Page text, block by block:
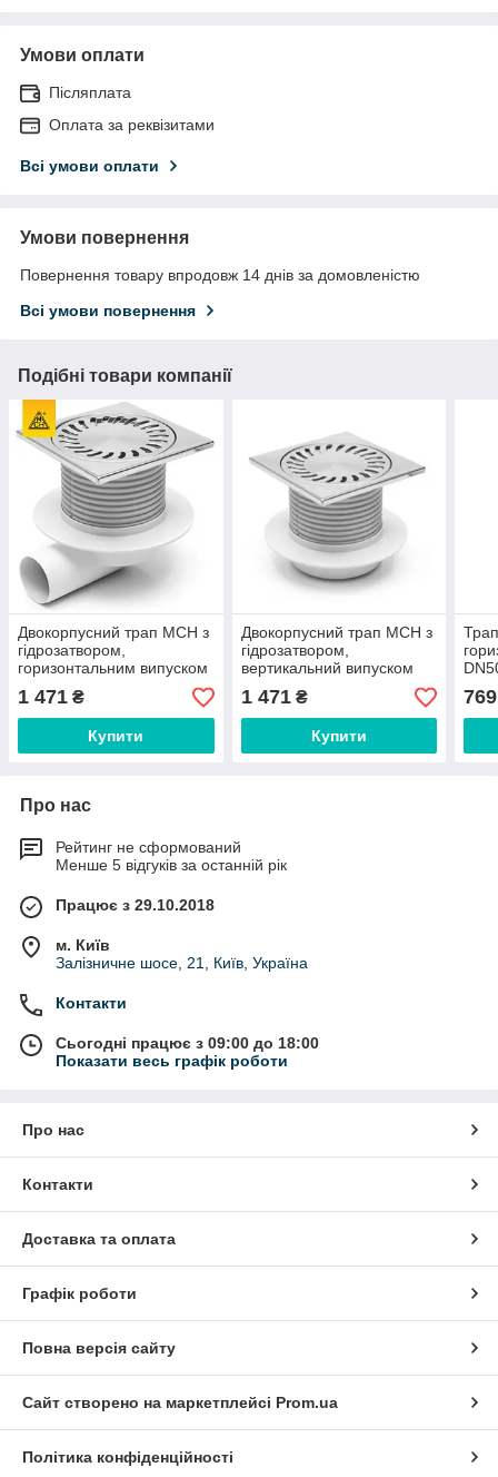
Умови оплати
Післяплата
Оплата за реквізитами
Всі умови оплати
Умови повернення
Повернення товару впродовж 14 днів за домовленістю
Всі умови повернення
Подібні товари компанії
Двокорпусний трап МСН з
гідрозатвором,
горизонтальним випуском
DN50 та нержавіючою
решіткою 150х150 мм
1 471 ₴
Купити
Двокорпусний трап МСН з
гідрозатвором,
вертикальний випуском
DN50 та нержавіючою
решіткою 150х150 мм
1 471₴
Купити
Про нас
Рейтинг не сформований
Менше 5 відгуків за останній рік
Працює з 29.10.2018
м. Київ
Залізничне шосе, 21, Київ, Україна
Контакти
Сьогодні працює з 09:00 до 18:00
Показати весь графік роботи
Про нас
Контакти
Доставка та оплата
Графік роботи
Повна версія сайту
Сайт створено на маркетплейсі Prom.ua
Політика конфіденційності